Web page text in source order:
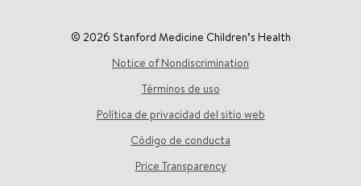
© 2026 Stanford Medicine Children’s Health
Notice of Nondiscrimination
Términos de uso
Política de privacidad del sitio web
Código de conducta
Price Transparency